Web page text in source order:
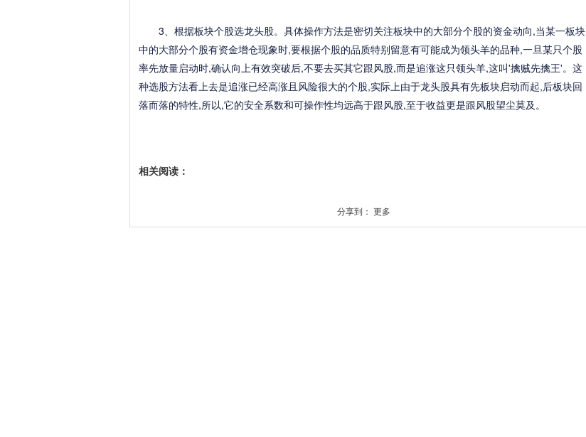
3、根据板块个股选龙头股。具体操作方法是密切关注板块中的大部分个股的资金动向,当某一板块
中的大部分个股有资金增仓现象时,要根据个股的品质特别留意有可能成为领头羊的品种,一旦某只个股
率先放量启动时,确认向上有效突破后,不要去买其它跟风股,而是追涨这只领头羊,这叫'擒贼先擒王'。这
种选股方法看上去是追涨已经高涨且风险很大的个股,实际上由于龙头股具有先板块启动而起,后板块回
落而落的特性,所以,它的安全系数和可操作性均远高于跟风股,至于收益更是跟风股望尘莫及。
相关阅读：
分享到： 更多